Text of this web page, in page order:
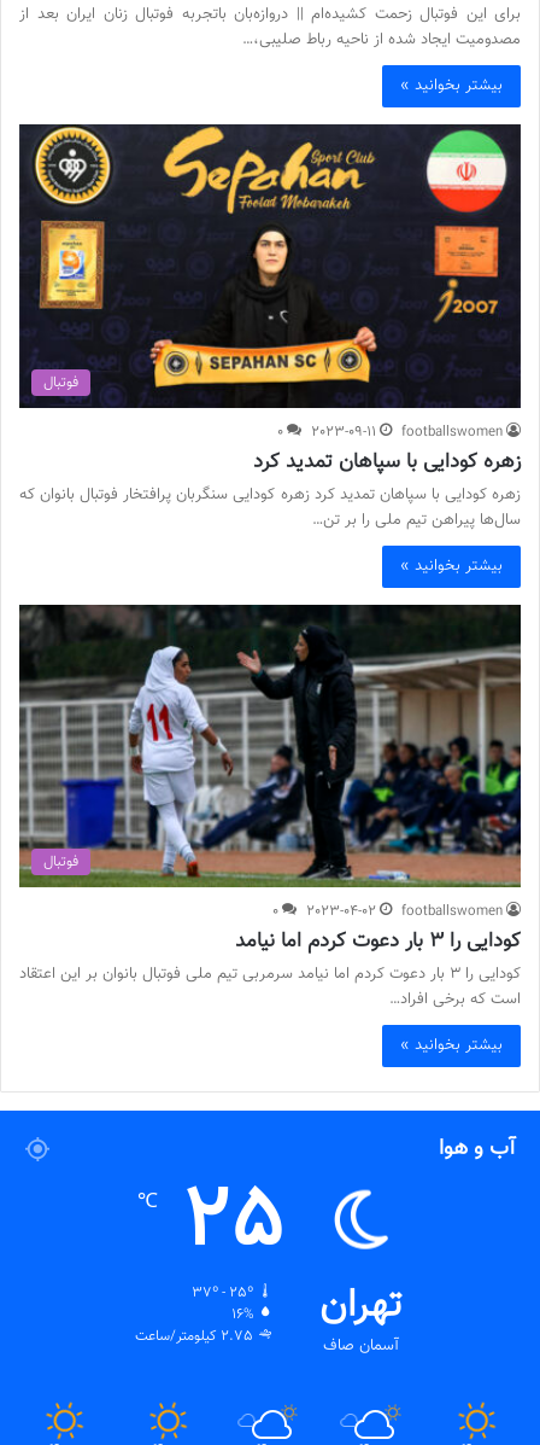
برای این فوتبال زحمت کشیده‌ام || دروازه‌بان باتجربه فوتبال زنان ایران بعد از
مصدومیت ایجاد شده از ناحیه رباط صلیبی،…
بیشتر بخوانید »
فوتبال
footballswomen
2023-09-11
0
زهره کودایی با سپاهان تمدید کرد
زهره کودایی با سپاهان تمدید کرد زهره کودایی سنگربان پرافتخار فوتبال بانوان که
سال‌ها پیراهن تیم ملی را بر تن…
بیشتر بخوانید »
فوتبال
footballswomen
2023-04-02
0
کودایی را ۳ بار دعوت کردم اما نیامد
کودایی را ۳ بار دعوت کردم اما نیامد سرمربی تیم ملی فوتبال بانوان بر این اعتقاد
است که برخی افراد…
بیشتر بخوانید »
آب و هوا
تهران
آسمان صاف
25
℃
37º - 25º
16%
2.75 کیلومتر/ساعت